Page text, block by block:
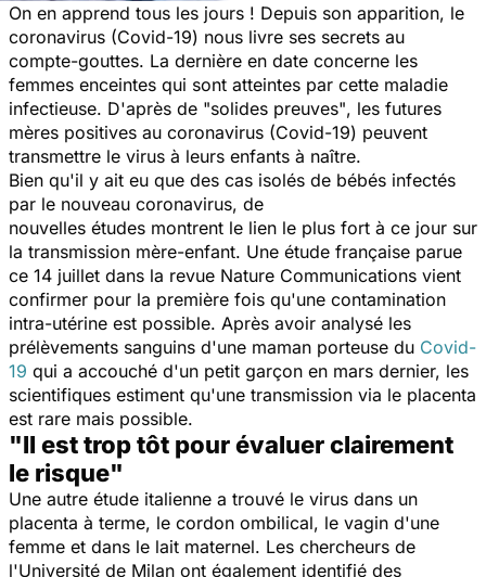
On en apprend tous les jours ! Depuis son apparition, le
coronavirus (Covid-19) nous livre ses secrets au
compte-gouttes. La dernière en date concerne les
femmes enceintes qui sont atteintes par cette maladie
infectieuse. D'après de "solides preuves", les futures
mères positives au coronavirus (Covid-19) peuvent
transmettre le virus à leurs enfants à naître.
Bien qu'il y ait eu que des cas isolés de bébés infectés
par le nouveau coronavirus, de
nouvelles études montrent le lien le plus fort à ce jour sur
la transmission mère-enfant. Une étude française parue
ce 14 juillet dans la revue Nature Communications vient
confirmer pour la première fois qu'une contamination
intra-utérine est possible. Après avoir analysé les
prélèvements sanguins d'une maman porteuse du Covid-
19 qui a accouché d'un petit garçon en mars dernier, les
scientifiques estiment qu'une transmission via le placenta
est rare mais possible.
"Il est trop tôt pour évaluer clairement
le risque"
Une autre étude italienne a trouvé le virus dans un
placenta à terme, le cordon ombilical, le vagin d'une
femme et dans le lait maternel. Les chercheurs de
l'Université de Milan ont également identifié des